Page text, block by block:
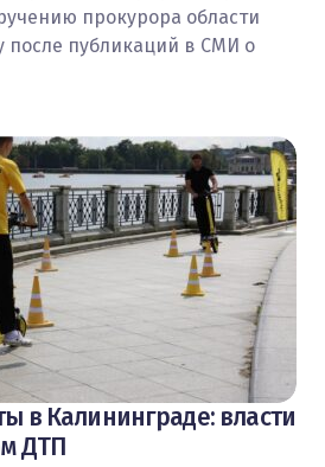
прокурора области
после публикаций в СМИ о
в Калининграде: власти
ДТП